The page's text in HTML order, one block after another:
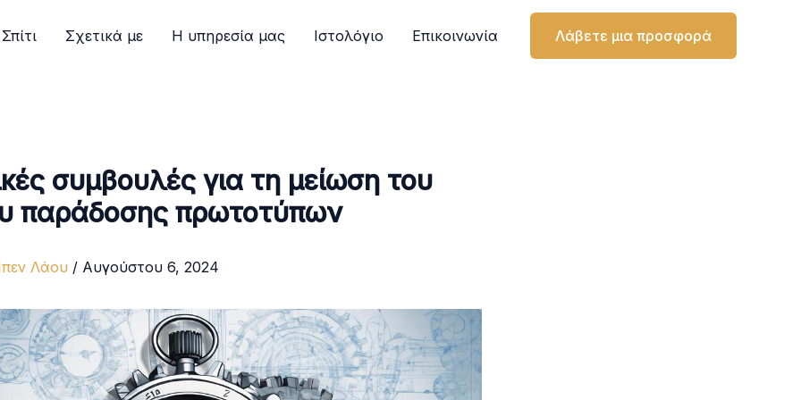
Σπίτι Σχετικά με Η υπηρεσία μας Ιστολόγιο Επικοινωνία Λάβετε μια προσφορά
συμβουλές για τη μείωση του
παράδοσης πρωτοτύπων
Λάου / Αυγούστου 6, 2024